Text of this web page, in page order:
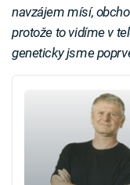
navzájem mísí,
protože to vidíme v
geneticky jsme